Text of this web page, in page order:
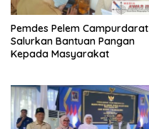
Pemdes Pelem Campurdarat
Salurkan Bantuan Pangan
Kepada Masyarakat